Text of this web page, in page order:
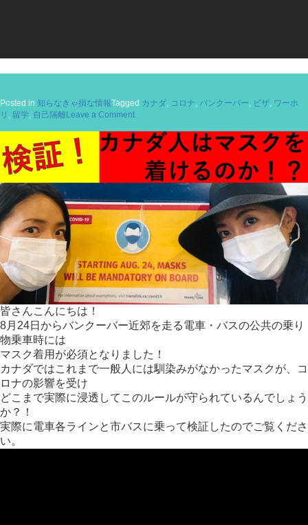
Posted in 知らなきゃ損な情報Tagged カナダ, コロナ, バンクーバー, ビザ, ワーホ
リ , 留学, 自己隔離 Leave a Commenton
画
で
り
す
く
解
説：
カ
ナ
ダ
入
国
の
隔
離
法
皆さんこんにちは！
8月24日からバンクーバー近郊を走る電車・バスの公共の乗り
物乗車時には
マスク着用が必須となりました！
カナダではこれまで一般人には馴染みがなかったマスクが、コ
ロナの影響を受け
どこまで実際に浸透してこのルールが守られているんでしょう
か？！
実際に電車各ラインと市バスに乗って検証したのでご覧くださ
い。